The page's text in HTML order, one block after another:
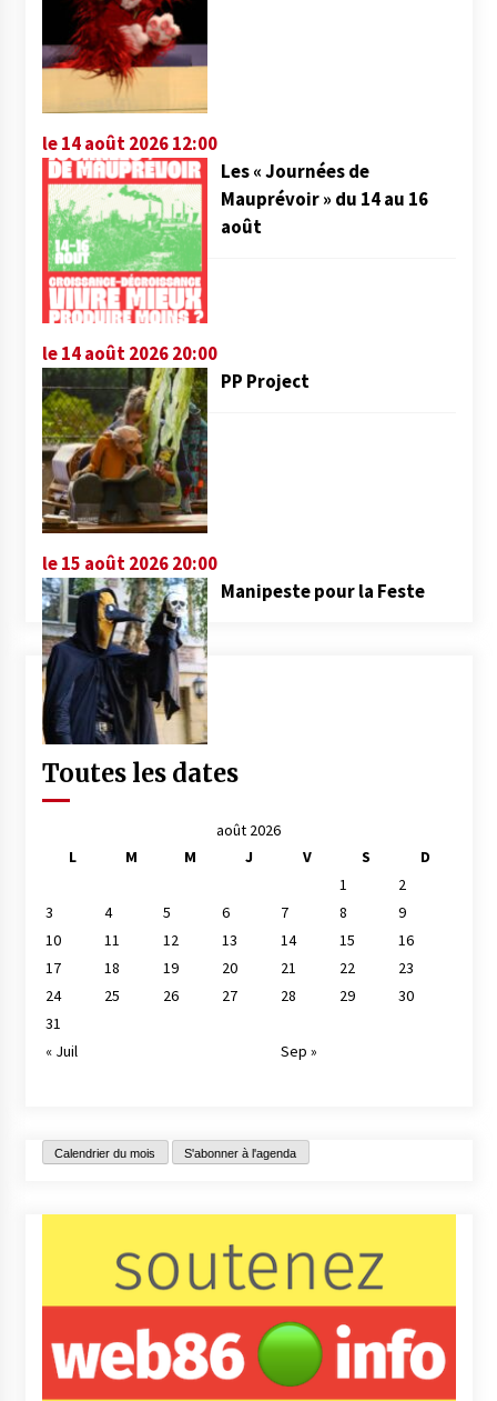
le 14 août 2026 12:00
Les « Journées de
Mauprévoir » du 14 au 16
août
le 14 août 2026 20:00
PP Project
le 15 août 2026 20:00
Manipeste pour la Feste
Toutes les dates
août 2026
L
M M J V S
D
1
2
3
4 5 6 7 8
9
10
11 12 13 14 15
16
17
18 19 20 21 22
23
24
25 26 27 28 29
30
31
« Juil
Sep »
Calendrier du mois S'abonner à l'agenda